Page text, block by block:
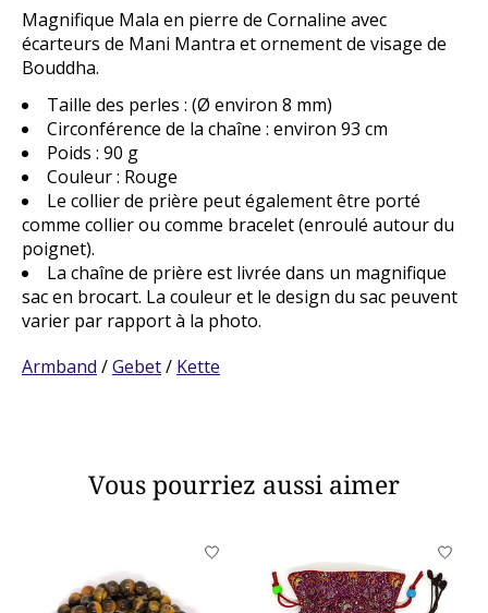
Magnifique Mala en pierre de Cornaline avec
écarteurs de Mani Mantra et ornement de visage de
Bouddha.
Taille des perles : (Ø environ 8 mm)
Circonférence de la chaîne : environ 93 cm
Poids : 90 g
Couleur : Rouge
Le collier de prière peut également être porté
comme collier ou comme bracelet (enroulé autour du
poignet).
La chaîne de prière est livrée dans un magnifique
sac en brocart. La couleur et le design du sac peuvent
varier par rapport à la photo.
Armband /Gebet/ Kette
Vous pourriez aussi aimer
Articles du carrousel de produits